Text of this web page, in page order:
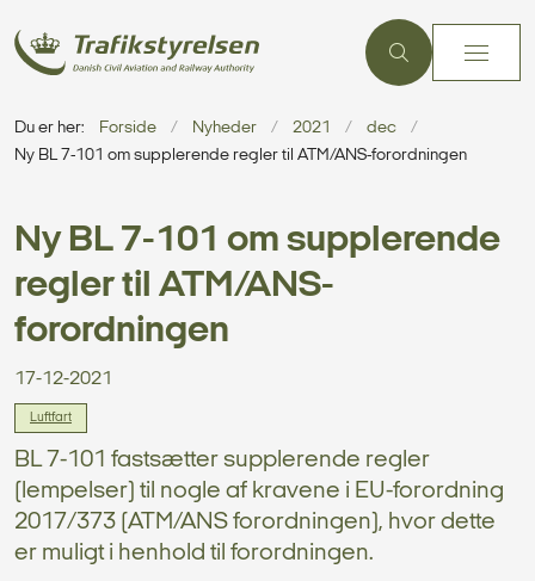
Du er her: Forside Nyheder 2021
dec
Ny BL 7-101 om supplerende regler til ATM/ANS-forordningen
Ny BL 7-101 om supplerende
regler til ATM/ANS-
forordningen
17-12-2021
Luftfart
BL 7-101 fastsætter supplerende regler
(lempelser) til nogle af kravene i EU-forordning
2017/373 (ATM/ANS forordningen), hvor dette
er muligt i henhold til forordningen.